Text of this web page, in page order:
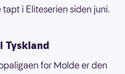
i Eliteserien siden juni.
Tyskland
for Molde er den